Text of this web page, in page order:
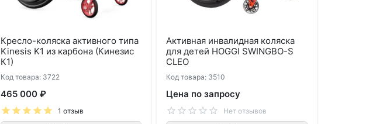
Кресло-коляска активного типа
Kinesis K1 из карбона (Кинезис
К1)
Код товара: 3722
465 000 ₽
1 отзыв
Активная инвалидная коляска
для детей HOGGI SWINGBO-S
CLEO
Код товара: 3510
Цена по запросу
Нет отзывов